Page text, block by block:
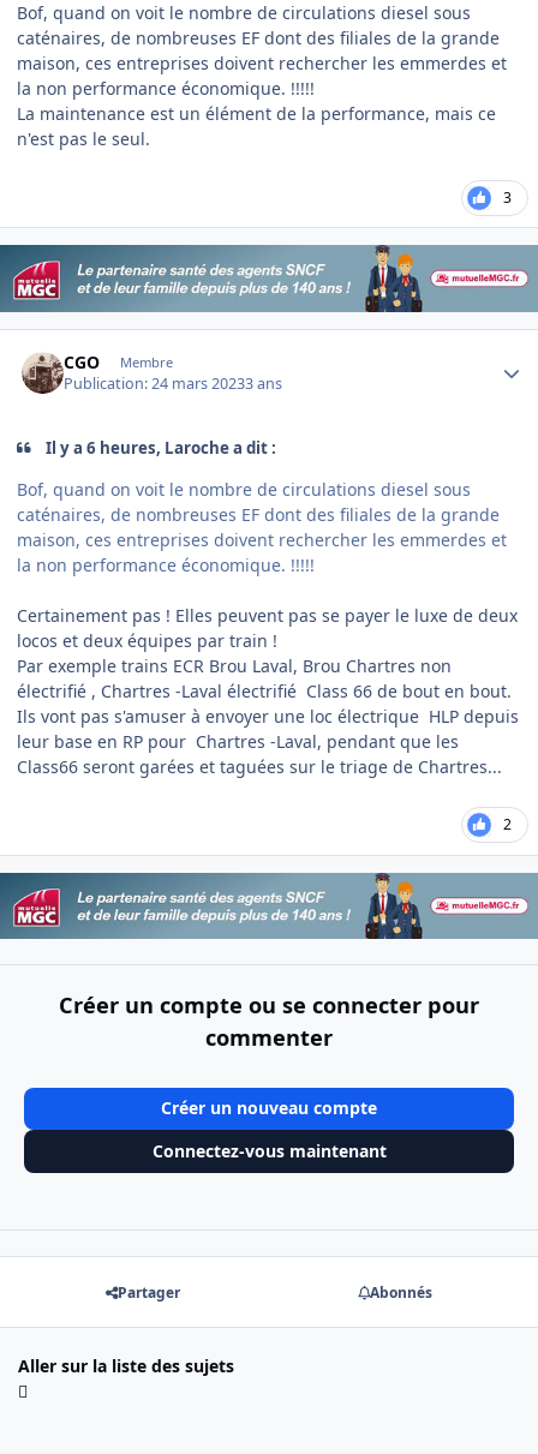
Bof, quand on voit le nombre de circulations diesel sous
caténaires, de nombreuses EF dont des filiales de la grande
maison, ces entreprises doivent rechercher les emmerdes et
la non performance économique. !!!!!
La maintenance est un élément de la performance, mais ce
n'est pas le seul.
3
CGO Membre
Publication:24 mars 20233 ans
Il y a 6 heures, Laroche a dit :
Bof, quand on voit le nombre de circulations diesel sous
caténaires, de nombreuses EF dont des filiales de la grande
maison, ces entreprises doivent rechercher les emmerdes et
la non performance économique. !!!!!
Certainement pas ! Elles peuvent pas se payer le luxe de deux
locos et deux équipes par train !
Par exemple trains ECR Brou Laval, Brou Chartres non
électrifié , Chartres -Laval électrifié Class 66 de bout en bout.
Ils vont pas s'amuser à envoyer une loc électrique HLP depuis
leur base en RP pour Chartres -Laval, pendant que les
Class66 seront garées et taguées sur le triage de Chartres...
2
Créer un compte ou se connecter pour
commenter
Créer un nouveau compte
Connectez-vous maintenant
Partager Abonnés
Aller sur la liste des sujets